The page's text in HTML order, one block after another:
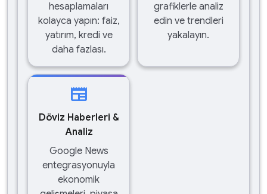
hesaplamaları
kolayca yapın: faiz,
yatırım, kredi ve
daha fazlası.
grafiklerle analiz
edin ve trendleri
yakalayın.
newspaper
Döviz Haberleri &
Analiz
Google News
entegrasyonuyla
ekonomik